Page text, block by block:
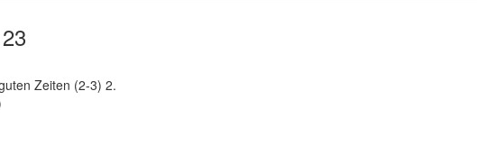
Zeiten (2-3) 2.